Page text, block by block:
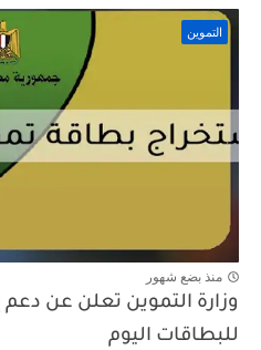
التموين
منذ بضع شهور
للبطاقات اليوم